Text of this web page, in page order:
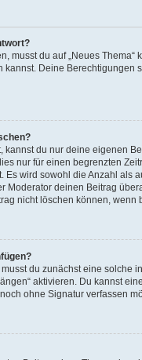
musst du auf „Neues
Deine Berechtigungen
du nur deine eigenen
nur für einen begrenzten
wird sowohl die Anzahl
Moderator deinen Beitrag
nicht löschen können, wenn
du zunächst eine
aktivieren. Du kannst
ohne Signatur verfassen